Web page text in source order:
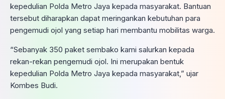
kepedulian Polda Metro Jaya kepada masyarakat. Bantuan
tersebut diharapkan dapat meringankan kebutuhan para
pengemudi ojol yang setiap hari membantu mobilitas warga.
“Sebanyak 350 paket sembako kami salurkan kepada
rekan-rekan pengemudi ojol. Ini merupakan bentuk
kepedulian Polda Metro Jaya kepada masyarakat,” ujar
Kombes Budi.